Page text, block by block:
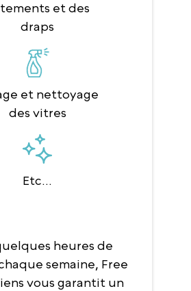
et des
draps
et nettoyage
des vitres
Etc...
heures de
semaine, Free
vous garantit un